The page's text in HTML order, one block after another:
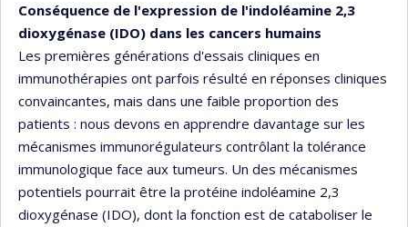
Conséquence de l'expression de l'indoléamine 2,3
dioxygénase (IDO) dans les cancers humains
Les premières générations d'essais cliniques en
immunothérapies ont parfois résulté en réponses cliniques
convaincantes, mais dans une faible proportion des
patients : nous devons en apprendre davantage sur les
mécanismes immunorégulateurs contrôlant la tolérance
immunologique face aux tumeurs. Un des mécanismes
potentiels pourrait être la protéine indoléamine 2,3
dioxygénase (IDO), dont la fonction est de cataboliser le